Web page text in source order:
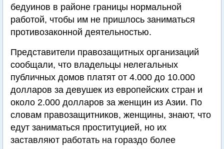
бедуинов в районе границы нормальной
работой, чтобы им не пришлось заниматься
противозаконной деятельностью.
Представители правозащитных организаций
сообщали, что владельцы нелегальных
публичных домов платят от 4.000 до 10.000
долларов за девушек из европейских стран и
около 2.000 долларов за женщин из Азии. По
словам правозащитников, женщины, знают, что
едут заниматься проституцией, но их
заставляют работать на гораздо более